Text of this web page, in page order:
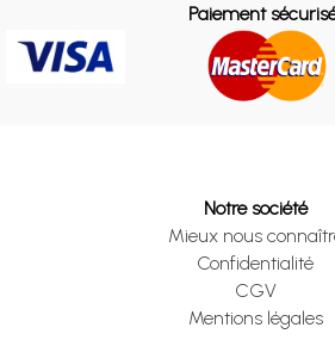
Paiement
Notre société
Mieux nous
Confidentialité
CGV
Mentions légales